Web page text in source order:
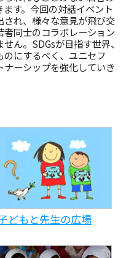
す。今回の対話イベント
れ、様々な意見が飛び交
同士のコラボレーション
ん。SDGsが目指す世界、
にするべく、ユニセフ
ーシップを強化していき
どもと先生の広場